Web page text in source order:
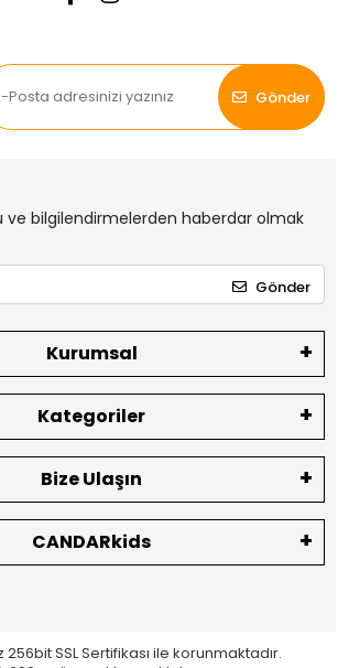
Gönder
ve bilgilendirmelerden haberdar olmak
Gönder
Kurumsal
Kategoriler
Bize Ulaşın
CANDARkids
SSL Sertifikası ile korunmaktadır.